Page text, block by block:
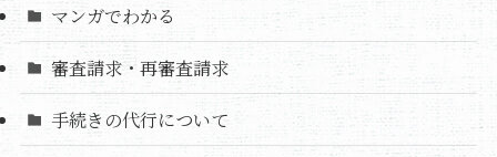
マンガでわかる
審査請求・再審査請求
手続きの代行について